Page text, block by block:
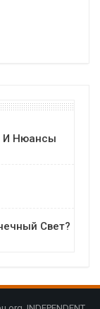
И Нюансы
Свет?